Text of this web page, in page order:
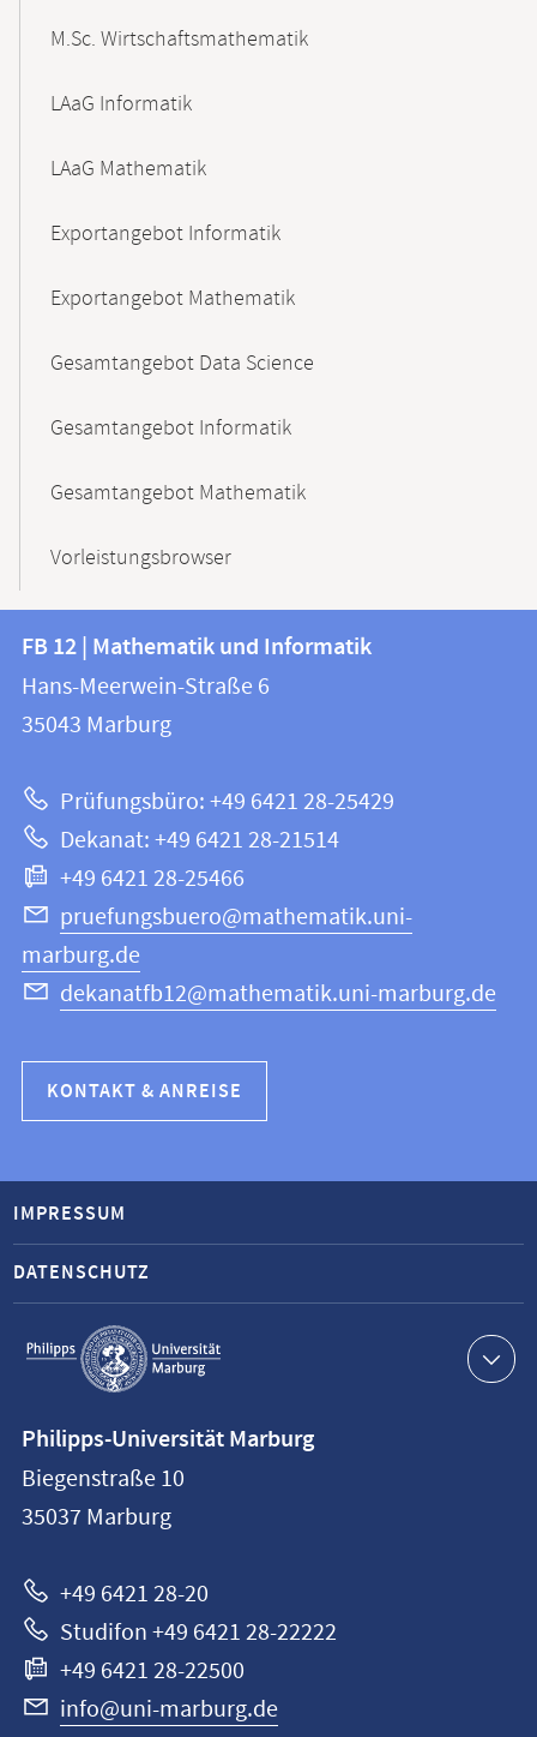
M.Sc. Wirtschaftsmathematik
LAaG Informatik
LAaG Mathematik
Exportangebot Informatik
Exportangebot Mathematik
Gesamtangebot Data Science
Gesamtangebot Informatik
Gesamtangebot Mathematik
Vorleistungsbrowser
Kontakt
und
Informationen
Website
FB
12
|
und
Informatik
FB 12 | Mathematik und Informatik
Hans-Meerwein-Straße 6
35043 Marburg
Prüfungsbüro: +49 6421 28-25429
Dekanat: +49 6421 28-21514
+49 6421 28-25466
pruefungsbuero@mathematik.uni-
marburg.de
dekanatfb12@mathematik.uni-marburg.de
KONTAKT & ANREISE
Service-
Navigation
IMPRESSUM
DATENSCHUTZ
Philipps-
Universität
Marburg
Philipps-Universität Marburg
Biegenstraße 10
35037 Marburg
+49 6421 28-20
Studifon +49 6421 28-22222
+49 6421 28-22500
info@uni-marburg.de